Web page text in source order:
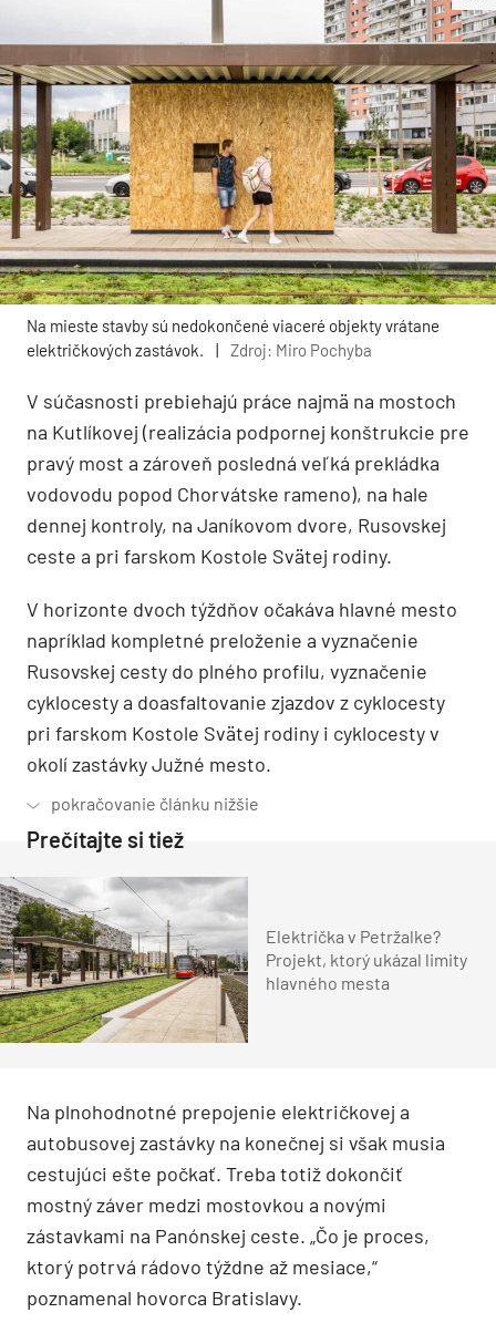
Na mieste stavby sú nedokončené viaceré objekty vrátane
električkových zastávok.
Zdroj: Miro Pochyba
V súčasnosti prebiehajú práce najmä na mostoch
na Kutlíkovej (realizácia podpornej konštrukcie pre
pravý most a zároveň posledná veľká prekládka
vodovodu popod Chorvátske rameno), na hale
dennej kontroly, na Janíkovom dvore, Rusovskej
ceste a pri farskom Kostole Svätej rodiny.
V horizonte dvoch týždňov očakáva hlavné mesto
napríklad kompletné preloženie a vyznačenie
Rusovskej cesty do plného profilu, vyznačenie
cyklocesty a doasfaltovanie zjazdov z cyklocesty
pri farskom Kostole Svätej rodiny i cyklocesty v
okolí zastávky Južné mesto.
Prečítajte si tiež
Električka v Petržalke?
Projekt, ktorý ukázal limity
hlavného mesta
Na plnohodnotné prepojenie električkovej a
autobusovej zastávky na konečnej si však musia
cestujúci ešte počkať. Treba totiž dokončiť
mostný záver medzi mostovkou a novými
zástavkami na Panónskej ceste. „Čo je proces,
ktorý potrvá rádovo týždne až mesiace,“
poznamenal hovorca Bratislavy.